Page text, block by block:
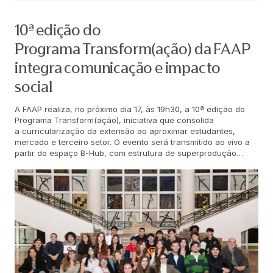
10ª edição do
Programa Transform(ação) da FAAP
integra comunicação e impacto
social
A FAAP realiza, no próximo dia 17, às 19h30, a 10ª edição do
Programa Transform(ação), iniciativa que consolida
a curricularização da extensão ao aproximar estudantes,
mercado e terceiro setor. O evento será transmitido ao vivo a
partir do espaço B-Hub, com estrutura de superprodução
e órgãos públicos foram selecionados como clientes: Instituto
Estrela do Amanhã, Santa Casa de Misericórdia de São
Paulo, Unibes Cultural, Procuradoria Geral do Estado de São
Paulo e TUCCA. As ações desenvolvidas pelos alunos têm
como foco a comunicação institucional dessas organizações e
a disseminação dos 18 Objetivos de Desenvolvimento
Sustentável (ODS). Para o professor Valdir Cimino,
coordenador das Práticas Extensionistas da FAAP,
o Transform(ação) se consolidou como um marco na